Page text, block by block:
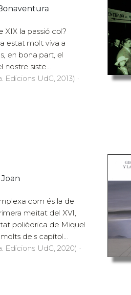
XIX la passió col?
estat molt viva a
en bona part, el
nostre siste...
UdG, 2013) ·
com és la de
meitat del XVI,
polièdrica de Miquel
dels capítol...
Edicions UdG, 2020) ·